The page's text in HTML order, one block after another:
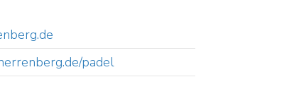
padel